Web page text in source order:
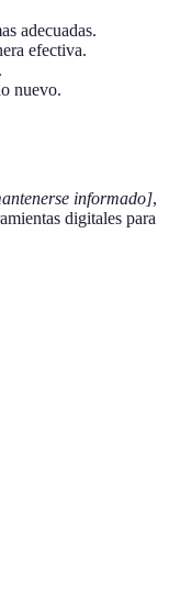
adecuadas.
efectiva.
nuevo.
informado],
digitales para